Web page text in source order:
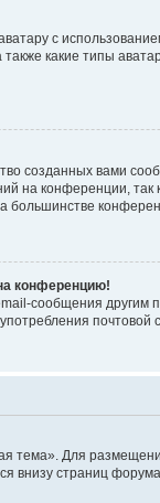
с
какие типы
созданных вами
на конференции,
большинстве
конференцию!
сообщения
тема». Для
внизу страниц